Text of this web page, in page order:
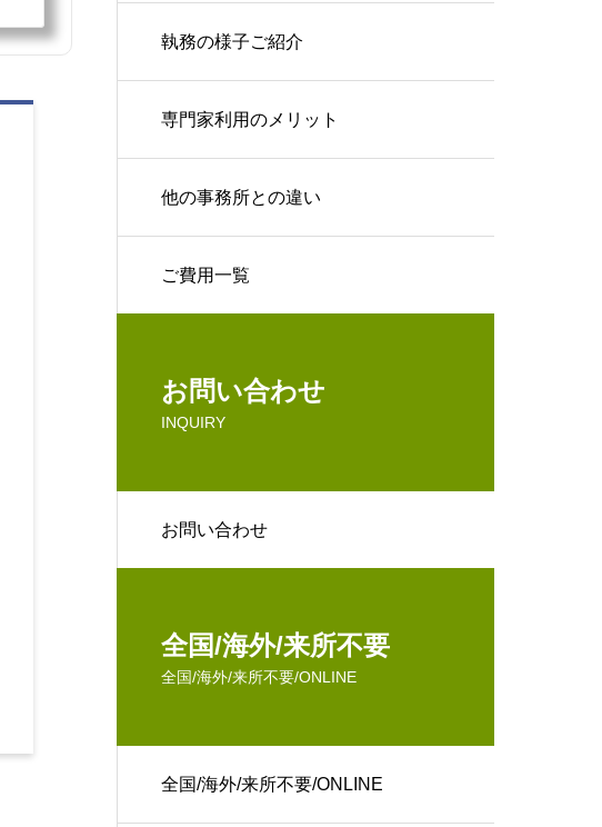
執務の様子ご紹介
専門家利用のメリット
他の事務所との違い
ご費用一覧
お問い合わせ
INQUIRY
お問い合わせ
全国/海外/来所不要
全国/海外/来所不要/ONLINE
全国/海外/来所不要/ONLINE